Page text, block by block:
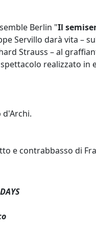
Berlin "Il
Servillo darà vita –
Strauss – al
realizzato in
e contrabbasso di